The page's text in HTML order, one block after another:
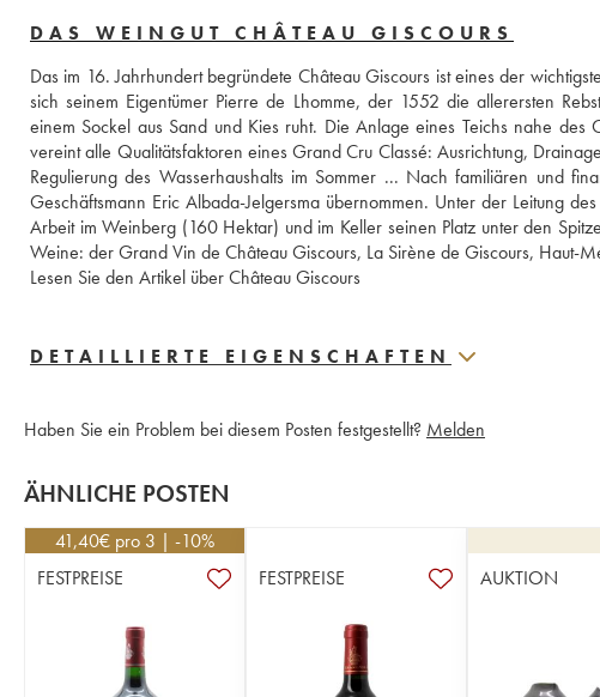
DAS WEINGUT CHÂTEAU GISCOURS
Das im 16. Jahrhundert begründete Château Giscours ist eines der
sich seinem Eigentümer Pierre de Lhomme, der 1552 die allerersten
einem Sockel aus Sand und Kies ruht. Die Anlage eines Teichs nahe
vereint alle Qualitätsfaktoren eines Grand Cru Classé: Ausrichtung,
Regulierung des Wasserhaushalts im Sommer ... Nach familiären und
Geschäftsmann Eric Albada-Jelgersma übernommen. Unter der Leitung
Arbeit im Weinberg (160 Hektar) und im Keller seinen Platz unter den
Weine: der Grand Vin de Château Giscours, La Sirène de Giscours, Haut-
Lesen Sie den Artikel über Château Giscours
DETAILLIERTE EIGENSCHAFTEN
Haben Sie ein Problem bei diesem Posten festgestellt? Melden
ÄHNLICHE POSTEN
41,40€ pro 3 | -10%
FESTPREISE
FESTPREISE AUKTION